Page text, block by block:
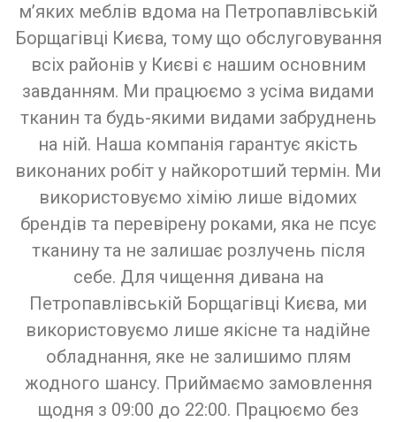
м’яких меблів вдома на Петропавлівській
Борщагівці Києва, тому що обслуговування
всіх районів у Києві є нашим основним
завданням. Ми працюємо з усіма видами
тканин та будь-якими видами забруднень
на ній. Наша компанія гарантує якість
виконаних робіт у найкоротший термін. Ми
використовуємо хімію лише відомих
брендів та перевірену роками, яка не псує
тканину та не залишає розлучень після
себе. Для чищення дивана на
Петропавлівській Борщагівці Києва, ми
використовуємо лише якісне та надійне
обладнання, яке не залишимо плям
жодного шансу. Приймаємо замовлення
щодня з 09:00 до 22:00. Працюємо без